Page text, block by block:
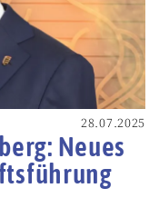
28.07.2025
Neues